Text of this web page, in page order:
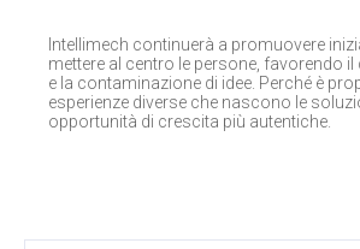
Intellimech continuerà a promuovere
mettere al centro le persone, favorendo
e la contaminazione di idee. Perché è
esperienze diverse che nascono le
opportunità di crescita più autentiche.